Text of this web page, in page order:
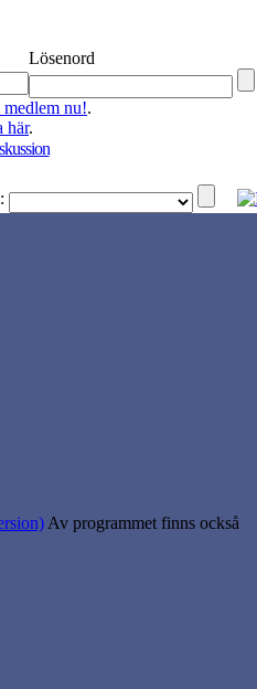
Lösenord
nu!.
här.
Av programmet finns också